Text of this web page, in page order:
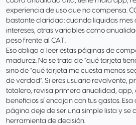
experiencia de uso que no compensa.
bastante claridad: cuando liquidas mes
intereses, otras variables como
peso frente al CAT.
Eso obliga a leer estas páginas de
madurez. No se trata de “qué tarjeta
sino de “qué tarjeta me cuesta menos
de verdad”. Si eres usuario revolvente,
totalero, revisa primero anualidad, app,
beneficios sí encajan con tus gastos.
página deje de ser una simple lista y se
herramienta de decisión.